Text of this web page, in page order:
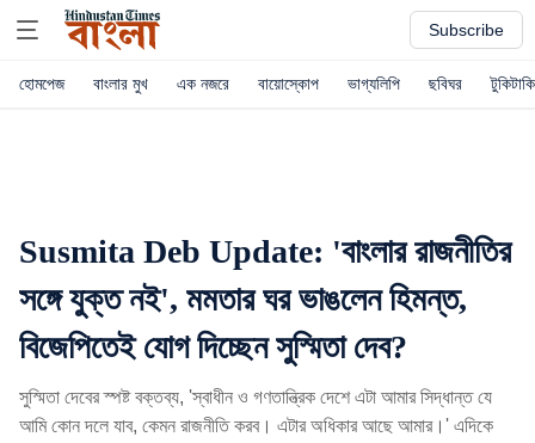
Subscribe
হোমপেজ বাংলার মুখ এক নজরে বায়োস্কোপ ভাগ্যলিপি ছবিঘর টুকিটাকি
Susmita Deb Update: 'বাংলার রাজনীতির
সঙ্গে যুক্ত নই', মমতার ঘর ভাঙলেন হিমন্ত,
বিজেপিতেই যোগ দিচ্ছেন সুস্মিতা দেব?
সুস্মিতা দেবের স্পষ্ট বক্তব্য, 'স্বাধীন ও গণতান্ত্রিক দেশে এটা আমার সিদ্ধান্ত যে
আমি কোন দলে যাব, কেমন রাজনীতি করব। এটার অধিকার আছে আমার।' এদিকে